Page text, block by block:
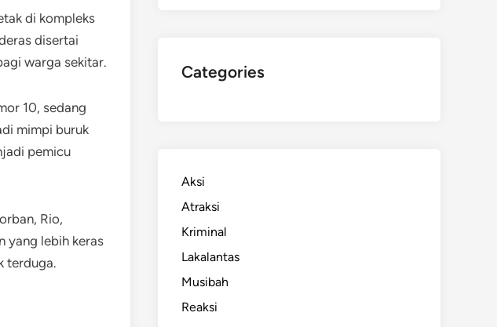
di kompleks
disertai
warga sekitar.
10, sedang
mimpi buruk
pemicu
Rio,
yang lebih keras
terduga.
Categories
Aksi
Atraksi
Kriminal
Lakalantas
Musibah
Reaksi